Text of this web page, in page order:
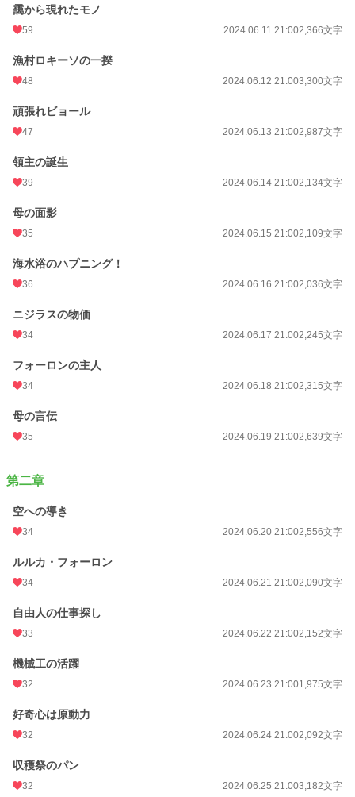
靄から現れたモノ
59 2024.06.11 21:002,366文字
漁村ロキーソの一揆
48 2024.06.12 21:003,300文字
頑張れビョール
47 2024.06.13 21:002,987文字
領主の誕生
39 2024.06.14 21:002,134文字
母の面影
35 2024.06.15 21:002,109文字
海水浴のハプニング！
36 2024.06.16 21:002,036文字
ニジラスの物価
34 2024.06.17 21:002,245文字
フォーロンの主人
34 2024.06.18 21:002,315文字
母の言伝
35 2024.06.19 21:002,639文字
第二章
空への導き
34 2024.06.20 21:002,556文字
ルルカ・フォーロン
34 2024.06.21 21:002,090文字
自由人の仕事探し
33 2024.06.22 21:002,152文字
機械工の活躍
32 2024.06.23 21:001,975文字
好奇心は原動力
32 2024.06.24 21:002,092文字
収穫祭のパン
32 2024.06.25 21:003,182文字